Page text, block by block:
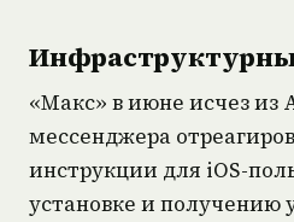
«Макс» в июне исчез из
мессенджера
инструкции для iOS-
установке и получению